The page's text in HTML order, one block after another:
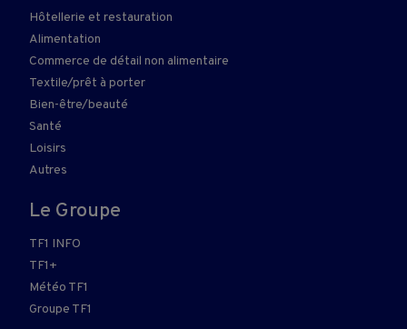
Hôtellerie et restauration
Alimentation
Commerce de détail non alimentaire
Textile/prêt à porter
Bien-être/beauté
Santé
Loisirs
Autres
Le Groupe
TF1 INFO
TF1+
Météo TF1
Groupe TF1